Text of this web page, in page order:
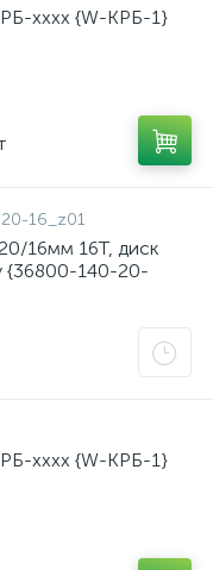
хххх {W-КРБ-1}
16_z01
16мм 16Т, диск
{36800-140-20-
хххх {W-КРБ-1}